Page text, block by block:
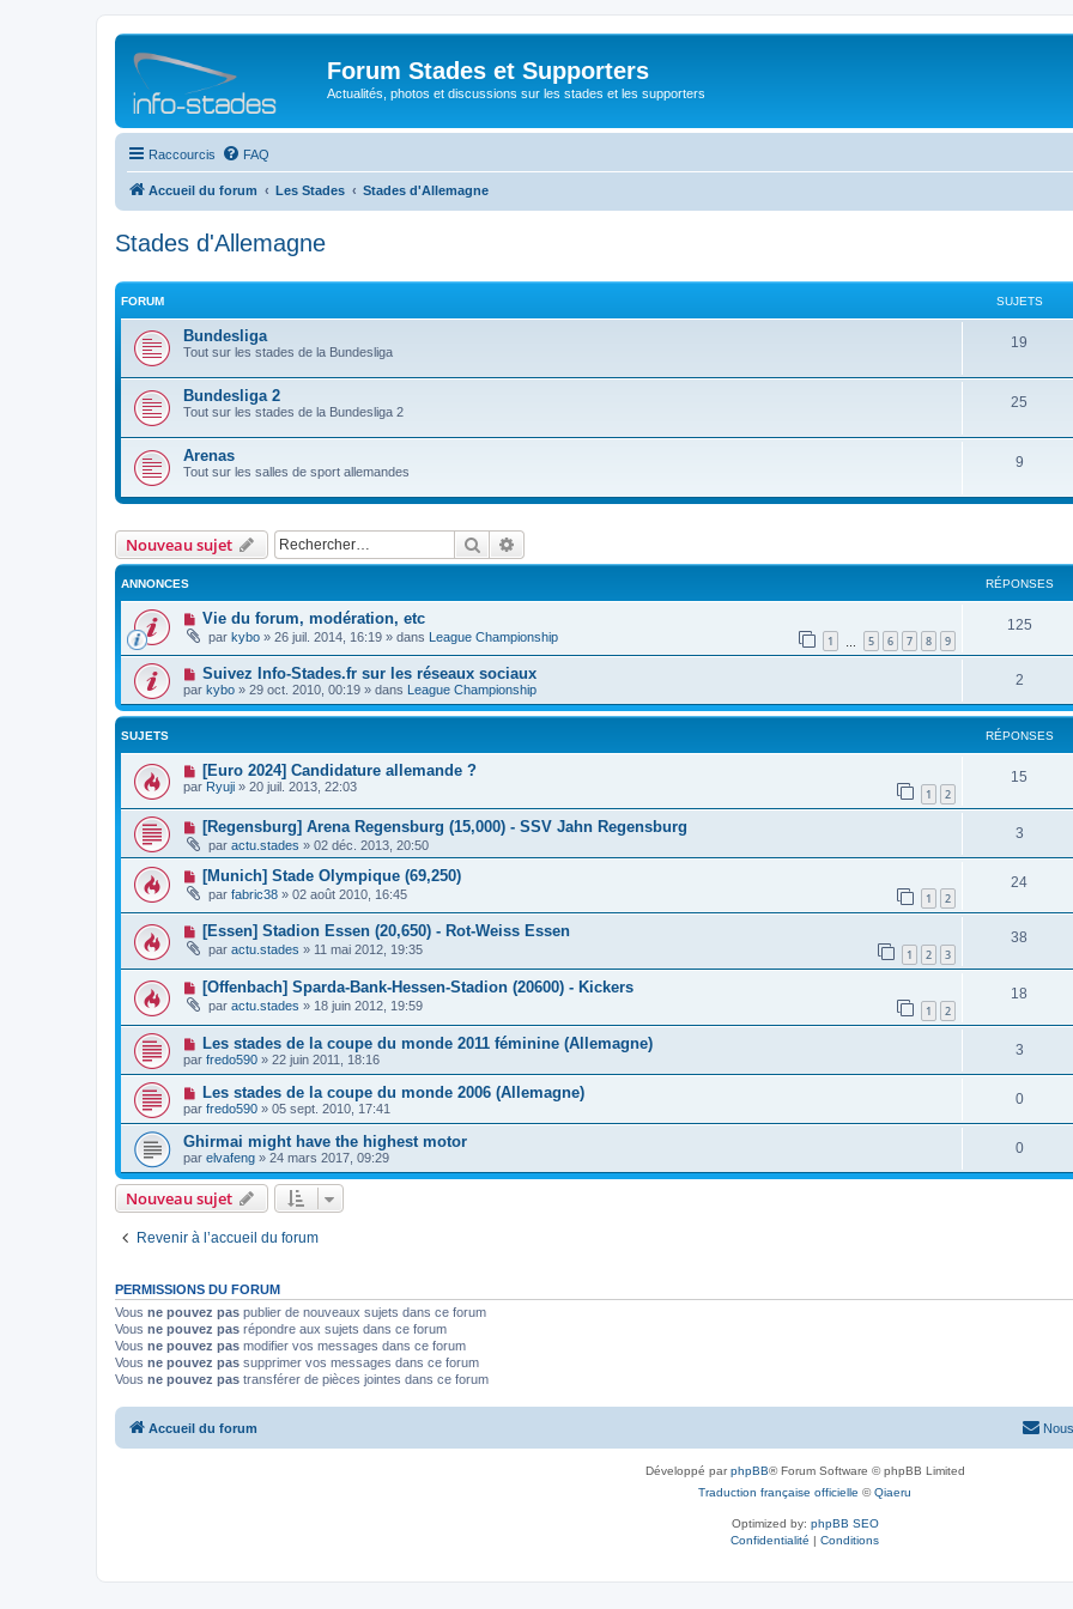
Forum Stades et Supporters
Actualités, photos et discussions sur les stades et les supporters
Raccourcis FAQ
Accueil du forum Les Stades Stades d'Allemagne
Stades d'Allemagne
FORUM SUJETS
Bundesliga
Tout sur les stades de la Bundesliga
19
Bundesliga 2
Tout sur les stades de la Bundesliga 2
25
Arenas
Tout sur les salles de sport allemandes
9
Nouveau sujet Rechercher
ANNONCES RÉPONSES
Vie du forum, modération, etc
par kybo » 26 juil. 2014, 16:19 » dans League Championship 1 5 6 7 8 9
125
Suivez Info-Stades.fr sur les réseaux sociaux
par kybo » 29 oct. 2010, 00:19 » dans League Championship
2
SUJETS RÉPONSES
[Euro 2024] Candidature allemande ?
par Ryuji » 20 juil. 2013, 22:03 1 2
15
[Regensburg] Arena Regensburg (15,000) - SSV Jahn Regensburg
par actu.stades » 02 déc. 2013, 20:50
3
[Munich] Stade Olympique (69,250)
par fabric38 » 02 août 2010, 16:45 1 2
24
[Essen] Stadion Essen (20,650) - Rot-Weiss Essen
par actu.stades » 11 mai 2012, 19:35 1 2 3
38
[Offenbach] Sparda-Bank-Hessen-Stadion (20600) - Kickers
par actu.stades » 18 juin 2012, 19:59 1 2
18
Les stades de la coupe du monde 2011 féminine (Allemagne)
par fredo590 » 22 juin 2011, 18:16
3
Les stades de la coupe du monde 2006 (Allemagne)
par fredo590 » 05 sept. 2010, 17:41
0
Ghirmai might have the highest motor
par elvafeng » 24 mars 2017, 09:29
0
Nouveau sujet
Revenir à l’accueil du forum
PERMISSIONS DU FORUM
Vous ne pouvez pas publier de nouveaux sujets dans ce forum
Vous ne pouvez pas répondre aux sujets dans ce forum
Vous ne pouvez pas modifier vos messages dans ce forum
Vous ne pouvez pas supprimer vos messages dans ce forum
Vous ne pouvez pas transférer de pièces jointes dans ce forum
Accueil du forum
Développé parphpBB® Forum Software © phpBB Limited
Traduction française officielle ©Qiaeru
Optimized by: phpBB SEO
Confidentialité | Conditions